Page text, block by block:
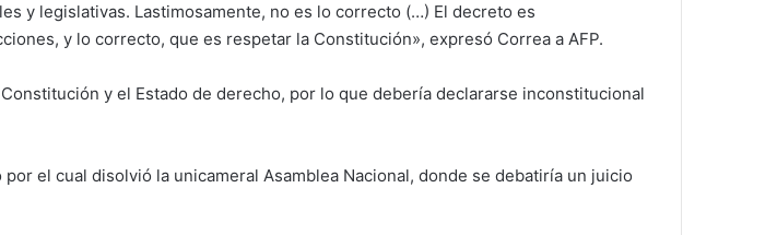
y legislativas. Lastimosamente, no es lo correcto (…) El decreto es
y lo correcto, que es respetar la Constitución», expresó Correa a AFP.
y el Estado de derecho, por lo que debería declararse inconstitucional
el cual disolvió la unicameral Asamblea Nacional, donde se debatiría un juicio